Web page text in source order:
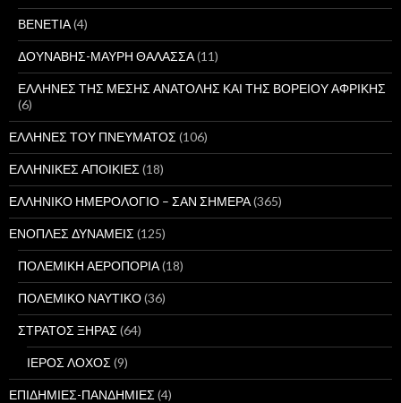
ΒΕΝΕΤΙΑ(4)
ΔΟΥΝΑΒΗΣ-ΜΑΥΡΗ ΘΑΛΑΣΣΑ(11)
ΕΛΛΗΝΕΣ ΤΗΣ ΜΕΣΗΣ ΑΝΑΤΟΛΗΣ ΚΑΙ ΤΗΣ ΒΟΡΕΙΟΥ ΑΦΡΙΚΗΣ
(6)
ΕΛΛΗΝΕΣ ΤΟΥ ΠΝΕΥΜΑΤΟΣ (106)
ΕΛΛΗΝΙΚΕΣ ΑΠΟΙΚΙΕΣ (18)
ΕΛΛΗΝΙΚΟ ΗΜΕΡΟΛΟΓΙΟ – ΣΑΝ ΣΗΜΕΡΑ(365)
ΕΝΟΠΛΕΣ ΔΥΝΑΜΕΙΣ (125)
ΠΟΛΕΜΙΚΗ ΑΕΡΟΠΟΡΙΑ(18)
ΠΟΛΕΜΙΚΟ ΝΑΥΤΙΚΟ(36)
ΣΤΡΑΤΟΣ ΞΗΡΑΣ (64)
ΙΕΡΟΣ ΛΟΧΟΣ (9)
ΕΠΙΔΗΜΙΕΣ-ΠΑΝΔΗΜΙΕΣ (4)